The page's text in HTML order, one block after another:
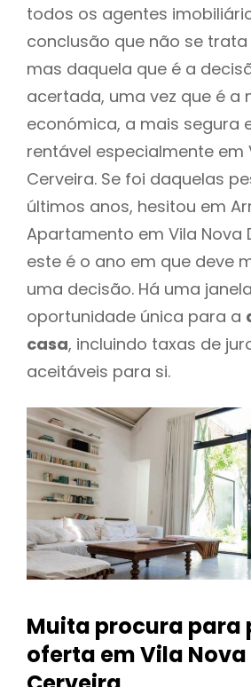
todos os agentes
conclusão que não se
mas daquela que é a
acertada, uma vez que é a
económica, a mais segura
rentável especialmente em
Cerveira. Se foi daquelas
últimos anos, hesitou em
Apartamento em Vila Nova
este é o ano em que deve
uma decisão. Há uma
oportunidade única para a
casa, incluindo taxas de
aceitáveis para si.
Muita procura para
oferta em Vila Nova